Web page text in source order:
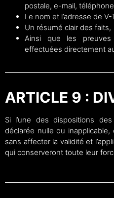
postale, e-mail,
Le nom et l’adresse de V-
Un résumé clair des faits,
Ainsi que les preuves
effectuées directement
ARTICLE 9 :
Si l’une des dispositions
déclarée nulle ou
sans affecter la validité et
qui conserveront toute leur